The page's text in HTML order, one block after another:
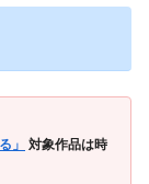
」
対象作品は時